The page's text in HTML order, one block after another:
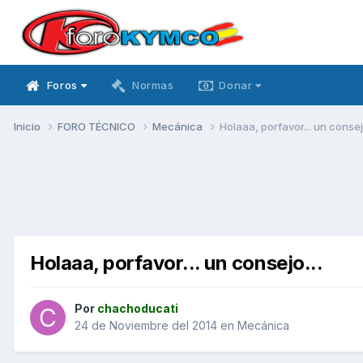
Foros Normas Donar
Inicio FORO TÉCNICO Mecánica Holaaa, porfavor... un
Holaaa, porfavor... un consejo...
Por chachoducati
24 de Noviembre del 2014 en Mecánica